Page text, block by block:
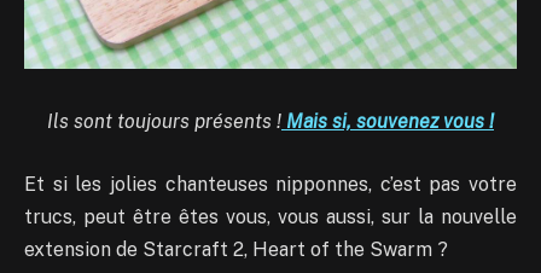
Ils sont toujours présents ! Mais si, souvenez vous !
Et si les jolies chanteuses nipponnes, c’est pas votre
trucs, peut être êtes vous, vous aussi, sur la nouvelle
extension de Starcraft 2, Heart of the Swarm ?